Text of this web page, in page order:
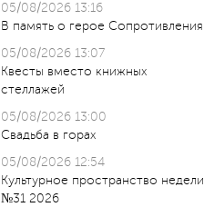
05/08/2026 13:16
В память о герое Сопротивления
05/08/2026 13:07
Квесты вместо книжных
стеллажей
05/08/2026 13:00
Свадьба в горах
05/08/2026 12:54
Культурное пространство недели
№31 2026